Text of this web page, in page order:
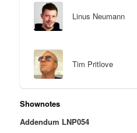
Linus Neumann
Tim Pritlove
Shownotes
Addendum LNP054